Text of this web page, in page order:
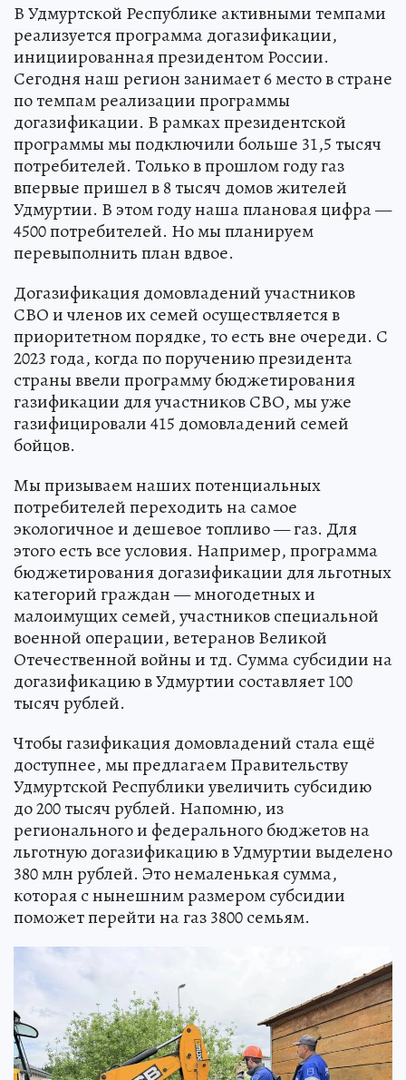
В Удмуртской Республике активными темпами
реализуется программа догазификации,
инициированная президентом России.
Сегодня наш регион занимает 6 место в стране
по темпам реализации программы
догазификации. В рамках президентской
программы мы подключили больше 31,5 тысяч
потребителей. Только в прошлом году газ
впервые пришел в 8 тысяч домов жителей
Удмуртии. В этом году наша плановая цифра —
4500 потребителей. Но мы планируем
перевыполнить план вдвое.
Догазификация домовладений участников
СВО и членов их семей осуществляется в
приоритетном порядке, то есть вне очереди. С
2023 года, когда по поручению президента
страны ввели программу бюджетирования
газификации для участников СВО, мы уже
газифицировали 415 домовладений семей
бойцов.
Мы призываем наших потенциальных
потребителей переходить на самое
экологичное и дешевое топливо — газ. Для
этого есть все условия. Например, программа
бюджетирования догазификации для льготных
категорий граждан — многодетных и
малоимущих семей, участников специальной
военной операции, ветеранов Великой
Отечественной войны и тд. Сумма субсидии на
догазификацию в Удмуртии составляет 100
тысяч рублей.
Чтобы газификация домовладений стала ещё
доступнее, мы предлагаем Правительству
Удмуртской Республики увеличить субсидию
до 200 тысяч рублей. Напомню, из
регионального и федерального бюджетов на
льготную догазификацию в Удмуртии выделено
380 млн рублей. Это немаленькая сумма,
которая с нынешним размером субсидии
поможет перейти на газ 3800 семьям.